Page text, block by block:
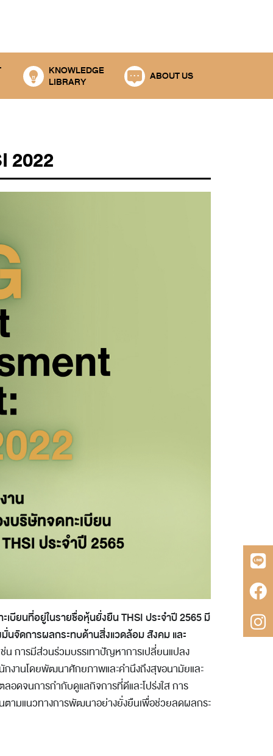
KNOWLEDGE
LIBRARY
ABOUT US
2022
เบียนที่อยู่ในรายชื่อหุ้นยั่งยืนTHSI ประจำปี 2565 มี
นจัดการผลกระทบด้านสิ่งแวดล้อม สังคม และ
น การมีส่วนร่วมบรรเทาปัญหาการเปลี่ยนแปลง
งานโดยพัฒนาศักยภาพและคำนึงถึงสุขอนามัยและ
อดจนการกำกับดูแลกิจการที่ดีและโปร่งใส การ
ตามแนวทางการพัฒนาอย่างยั่งยืนเพื่อช่วยลดผลกระ